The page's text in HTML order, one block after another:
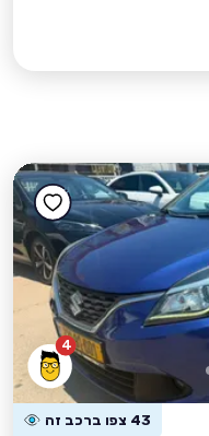
4
43 צפו ברכב זה